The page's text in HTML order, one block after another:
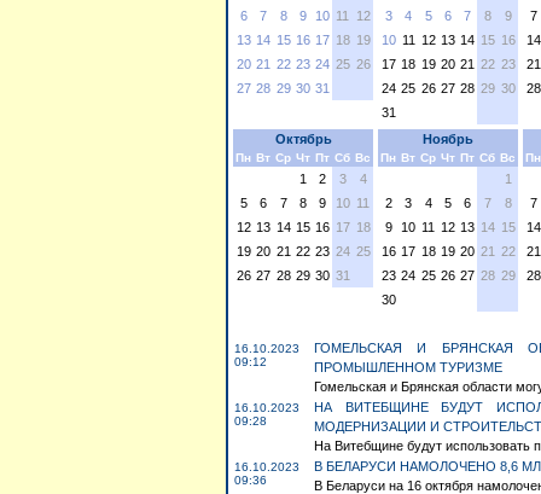
6
7 8 9 10 11
12
13 14 15 16 17 18 19
20 21 22 23 24 25 26
27 28 29 30 31
3
4 5 6 7 8
9
10 11 12 13 14 15 16
17 18 19 20 21 22 23
24 25 26 27 28 29 30
31
7
14
21
28
Октябрь
Пн Вт Ср Чт Пт Сб Вс
1 2 3
4
5
6 7 8 9 10 11
12 13 14 15 16 17 18
19 20 21 22 23 24 25
26 27 28 29 30 31
Ноябрь
Пн Вт Ср Чт Пт Сб Вс
1
2
3 4 5 6 7
8
9
10 11 12 13 14 15
16 17 18 19 20 21 22
23 24 25 26 27 28 29
30
Пн
7
14
21
28
16.10.2023
09:12
ГОМЕЛЬСКАЯ И БРЯНСКАЯ
ПРОМЫШЛЕННОМ ТУРИЗМЕ
Гомельская и Брянская области
16.10.2023
09:28
НА ВИТЕБЩИНЕ БУДУТ
МОДЕРНИЗАЦИИ И
На Витебщине будут использовать
16.10.2023
09:36
В БЕЛАРУСИ НАМОЛОЧЕНО 8,6
В Беларуси на 16 октября